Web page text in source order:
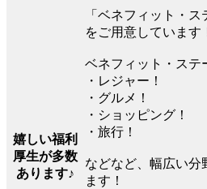
嬉しい福利
厚生が多数
あります♪
「ベネフィット・ス
をご用意しています
ベネフィット・ステ
・レジャー！
・グルメ！
・ショッピング！
・旅行！
などなど、幅広い分
ます！